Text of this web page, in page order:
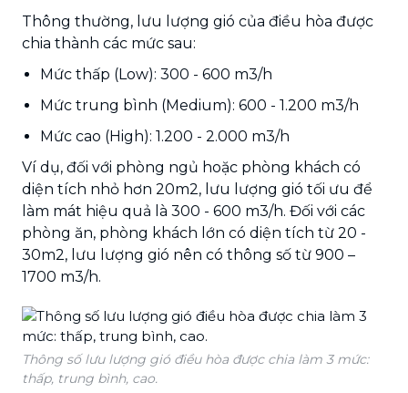
Thông thường, lưu lượng gió của điều hòa được
chia thành các mức sau:
Mức thấp (Low): 300 - 600 m3/h
Mức trung bình (Medium): 600 - 1.200 m3/h
Mức cao (High): 1.200 - 2.000 m3/h
Ví dụ, đối với phòng ngủ hoặc phòng khách có
diện tích nhỏ hơn 20m2, lưu lượng gió tối ưu để
làm mát hiệu quả là 300 - 600 m3/h. Đối với các
phòng ăn, phòng khách lớn có diện tích từ 20 -
30m2, lưu lượng gió nên có thông số từ 900 –
1700 m3/h.
Thông số lưu lượng gió điều hòa được chia làm 3 mức:
thấp, trung bình, cao.